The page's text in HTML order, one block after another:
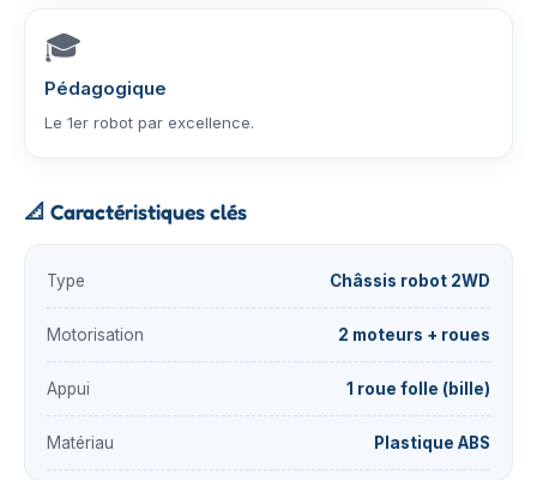
🎓
Pédagogique
Le 1er robot par excellence.
📐 Caractéristiques clés
Type Châssis robot 2WD
Motorisation 2 moteurs + roues
Appui 1 roue folle (bille)
Matériau Plastique ABS